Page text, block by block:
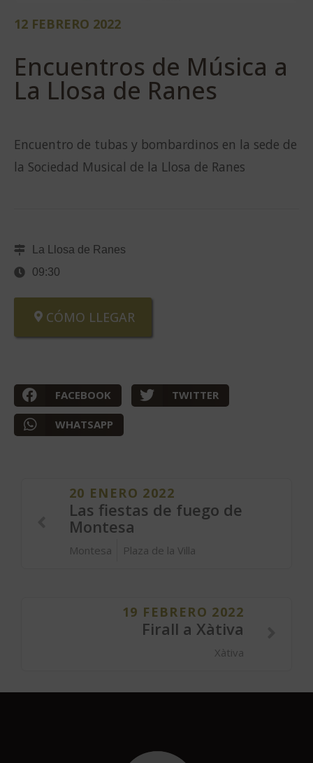
12 FEBRERO 2022
Encuentros de Música a
La Llosa de Ranes
Encuentro de tubas y bombardinos en la sede de
la Sociedad Musical de la Llosa de Ranes
La Llosa de Ranes
09:30
CÓMO LLEGAR
FACEBOOK TWITTER
WHATSAPP
20 ENERO 2022
Las fiestas de fuego de
Montesa
Montesa Plaza de la Villa
19 FEBRERO 2022
Firall a Xàtiva
Xàtiva